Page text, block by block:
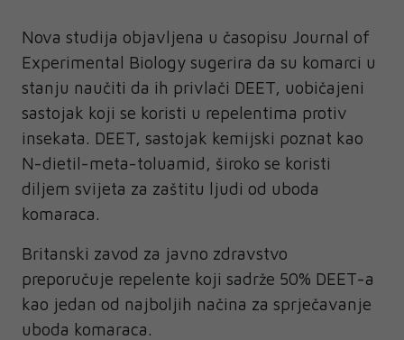
Nova studija objavljena u časopisu Journal of
Experimental Biology sugerira da su komarci u
stanju naučiti da ih privlači DEET, uobičajeni
sastojak koji se koristi u repelentima protiv
insekata. DEET, sastojak kemijski poznat kao
N-dietil-meta-toluamid, široko se koristi
diljem svijeta za zaštitu ljudi od uboda
komaraca.
Britanski zavod za javno zdravstvo
preporučuje repelente koji sadrže 50% DEET-a
kao jedan od najboljih načina za sprječavanje
uboda komaraca.